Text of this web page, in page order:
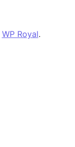
WP Royal.